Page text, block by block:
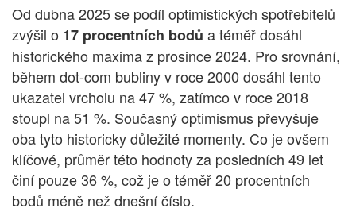
Od dubna 2025 se podíl optimistických spotřebitelů
zvýšil o 17 procentních bodů a téměř dosáhl
historického maxima z prosince 2024. Pro srovnání,
během dot-com bubliny v roce 2000 dosáhl tento
ukazatel vrcholu na 47 %, zatímco v roce 2018
stoupl na 51 %. Současný optimismus převyšuje
oba tyto historicky důležité momenty. Co je ovšem
klíčové, průměr této hodnoty za posledních 49 let
činí pouze 36 %, což je o téměř 20 procentních
bodů méně než dnešní číslo.